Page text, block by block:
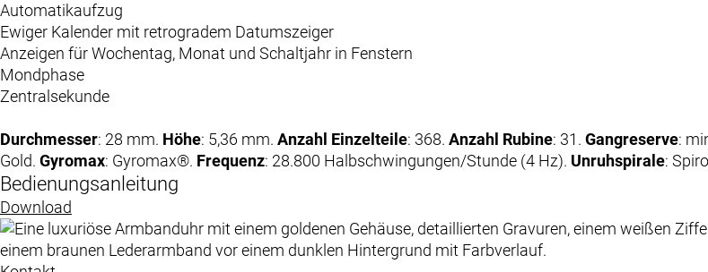
Automatikaufzug
Ewiger Kalender mit retrogradem Datumszeiger
Anzeigen für Wochentag, Monat und Schaltjahr in Fenstern
Mondphase
Zentralsekunde
Durchmesser: 28 mm. Höhe: 5,36 mm. Anzahl Einzelteile: 368. Anzahl Rubine: 31. Gangreserve:
Gold. Gyromax: Gyromax®. Frequenz: 28.800 Halbschwingungen/Stunde (4 Hz). Unruhspirale:
Bedienungsanleitung
Download